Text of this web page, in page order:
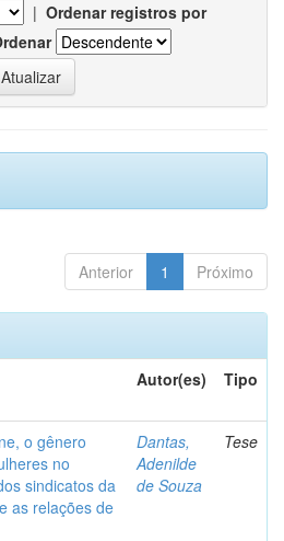
| Ordenar registros por
Anterior 1 Próximo
Autor(es) Tipo
o gênero
no
sindicatos da
as relações de
Dantas,
Adenilde
de Souza
Tese